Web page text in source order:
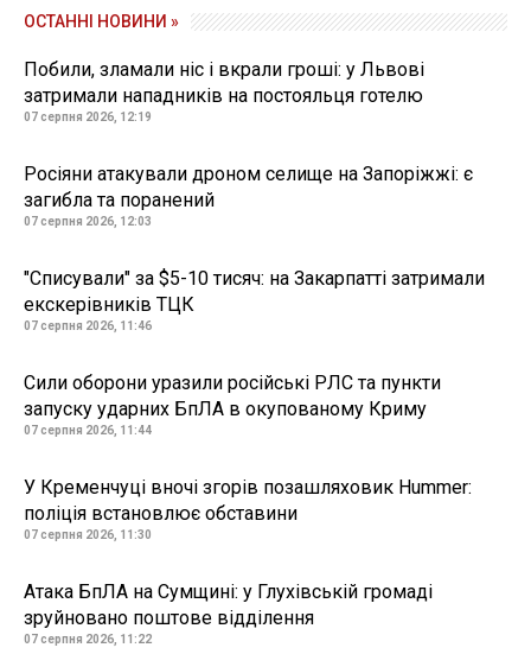
ОСТАННІ НОВИНИ »
Побили, зламали ніс і вкрали гроші: у Львові
затримали нападників на постояльця готелю
07 серпня 2026, 12:19
Росіяни атакували дроном селище на Запоріжжі: є
загибла та поранений
07 серпня 2026, 12:03
"Списували" за $5-10 тисяч: на Закарпатті затримали
екскерівників ТЦК
07 серпня 2026, 11:46
Сили оборони уразили російські РЛС та пункти
запуску ударних БпЛА в окупованому Криму
07 серпня 2026, 11:44
У Кременчуці вночі згорів позашляховик Hummer:
поліція встановлює обставини
07 серпня 2026, 11:30
Атака БпЛА на Сумщині: у Глухівській громаді
зруйновано поштове відділення
07 серпня 2026, 11:22